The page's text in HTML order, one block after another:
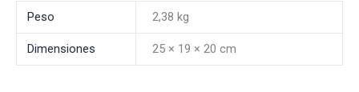
Peso 2,38 kg
Dimensiones 25 × 19 × 20 cm